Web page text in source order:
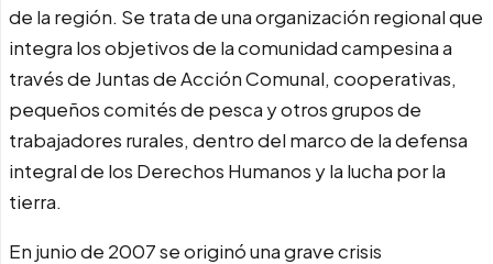
de la región. Se trata de una organización regional que
integra los objetivos de la comunidad campesina a
través de Juntas de Acción Comunal, cooperativas,
pequeños comités de pesca y otros grupos de
trabajadores rurales, dentro del marco de la defensa
integral de los Derechos Humanos y la lucha por la
tierra.
En junio de 2007 se originó una grave crisis